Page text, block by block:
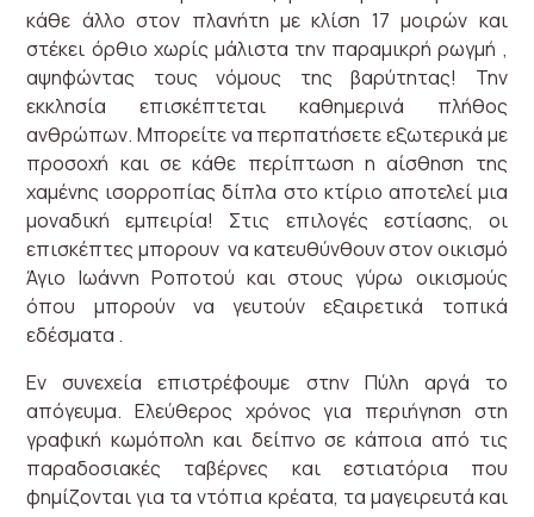
κάθε άλλο στον πλανήτη με κλίση 17 μοιρών και
στέκει όρθιο χωρίς μάλιστα την παραμικρή ρωγμή ,
αψηφώντας τους νόμους της βαρύτητας! Την
εκκλησία επισκέπτεται καθημερινά πλήθος
ανθρώπων. Μπορείτε να περπατήσετε εξωτερικά με
προσοχή και σε κάθε περίπτωση η αίσθηση της
χαμένης ισορροπίας δίπλα στο κτίριο αποτελεί μια
μοναδική εμπειρία! Στις επιλογές εστίασης, οι
επισκέπτες μπορουν να κατευθύνθουν στον οικισμό
Άγιο Ιωάννη Ροποτού και στους γύρω οικισμούς
όπου μπορούν να γευτούν εξαιρετικά τοπικά
εδέσματα .
Εν συνεχεία επιστρέφουμε στην Πύλη αργά το
απόγευμα. Ελεύθερος χρόνος για περιήγηση στη
γραφική κωμόπολη και δείπνο σε κάποια από τις
παραδοσιακές ταβέρνες και εστιατόρια που
φημίζονται για τα ντόπια κρέατα, τα μαγειρευτά και